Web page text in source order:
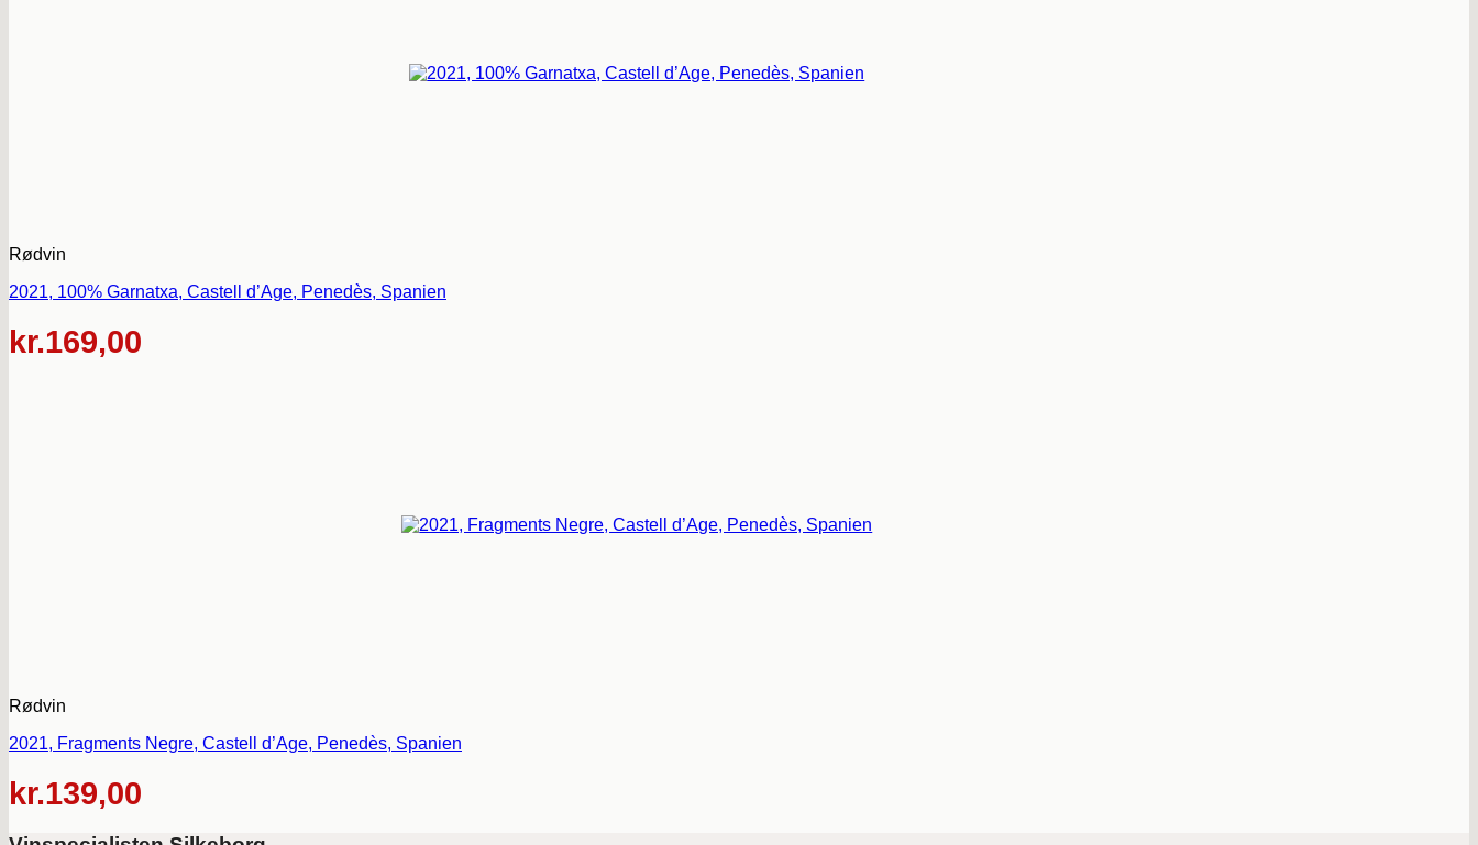
Rødvin
2021, 100% Garnatxa, Castell d’Age, Penedès, Spanien
kr.169,00
Rødvin
2021, Fragments Negre, Castell d’Age, Penedès, Spanien
kr.139,00